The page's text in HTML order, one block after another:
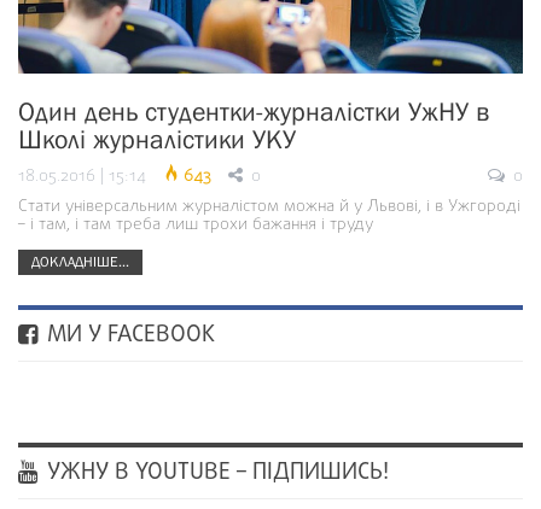
Один день студентки-журналістки УжНУ в
Школі журналістики УКУ
18.05.2016 | 15:14 643 0
0
Стати універсальним журналістом можна й у Львові, і в Ужгороді
– і там, і там треба лиш трохи бажання і труду
ДОКЛАДНІШЕ...
МИ У FACEBOOK
УЖНУ В YOUTUBE – ПІДПИШИСЬ!